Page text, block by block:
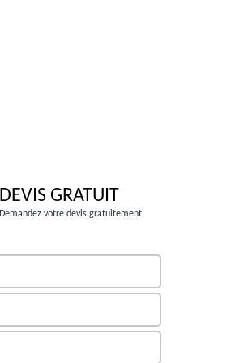
DEVIS GRATUIT
Demandez votre devis gratuitement